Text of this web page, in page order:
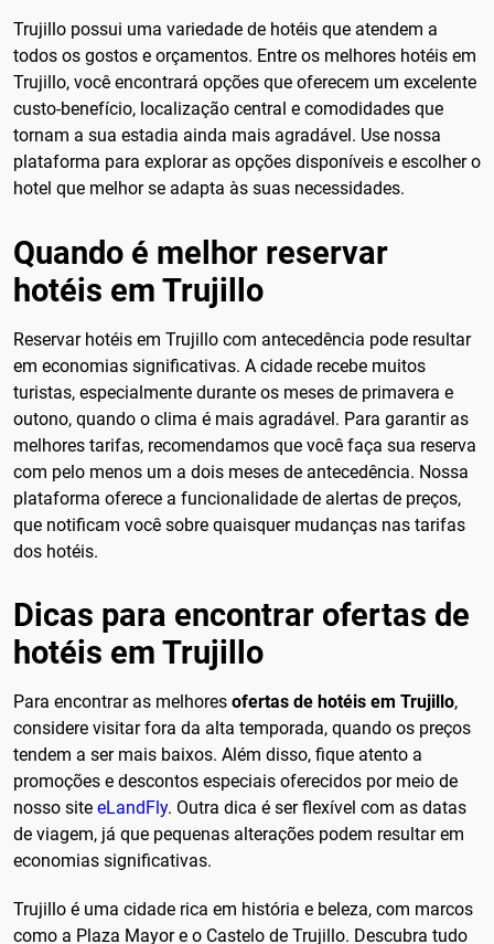
Trujillo possui uma variedade de hotéis que atendem a
todos os gostos e orçamentos. Entre os melhores hotéis em
Trujillo, você encontrará opções que oferecem um excelente
custo-benefício, localização central e comodidades que
tornam a sua estadia ainda mais agradável. Use nossa
plataforma para explorar as opções disponíveis e escolher o
hotel que melhor se adapta às suas necessidades.
Quando é melhor reservar
hotéis em Trujillo
Reservar hotéis em Trujillo com antecedência pode resultar
em economias significativas. A cidade recebe muitos
turistas, especialmente durante os meses de primavera e
outono, quando o clima é mais agradável. Para garantir as
melhores tarifas, recomendamos que você faça sua reserva
com pelo menos um a dois meses de antecedência. Nossa
plataforma oferece a funcionalidade de alertas de preços,
que notificam você sobre quaisquer mudanças nas tarifas
dos hotéis.
Dicas para encontrar ofertas de
hotéis em Trujillo
Para encontrar as melhores ofertas de hotéis em Trujillo,
considere visitar fora da alta temporada, quando os preços
tendem a ser mais baixos. Além disso, fique atento a
promoções e descontos especiais oferecidos por meio de
nosso site eLandFly. Outra dica é ser flexível com as datas
de viagem, já que pequenas alterações podem resultar em
economias significativas.
Trujillo é uma cidade rica em história e beleza, com marcos
como a Plaza Mayor e o Castelo de Trujillo. Descubra tudo